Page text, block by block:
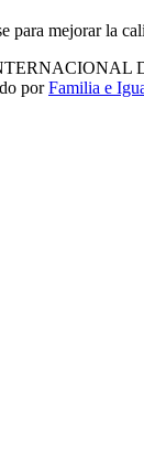
para mejorar la
porFamilia e